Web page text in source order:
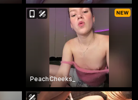
PeachCheeks_